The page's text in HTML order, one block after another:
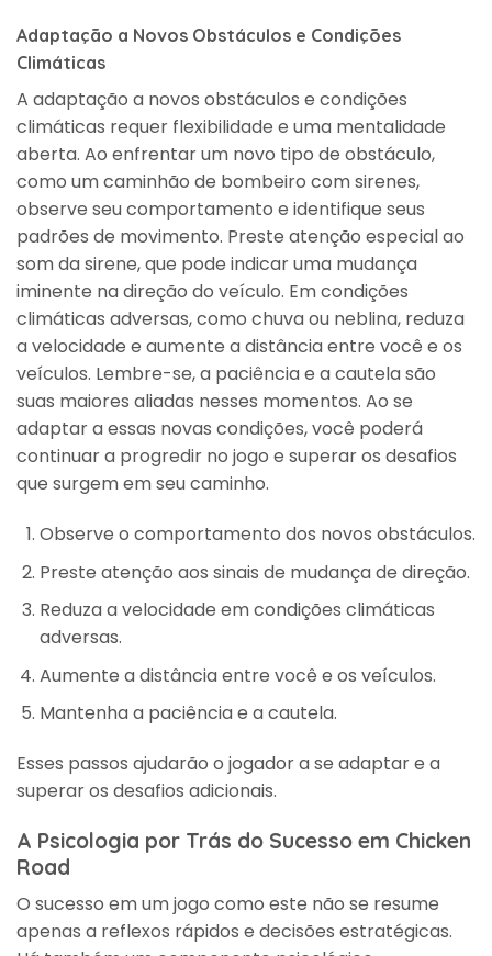
Adaptação a Novos Obstáculos e Condições
Climáticas
A adaptação a novos obstáculos e condições
climáticas requer flexibilidade e uma mentalidade
aberta. Ao enfrentar um novo tipo de obstáculo,
como um caminhão de bombeiro com sirenes,
observe seu comportamento e identifique seus
padrões de movimento. Preste atenção especial ao
som da sirene, que pode indicar uma mudança
iminente na direção do veículo. Em condições
climáticas adversas, como chuva ou neblina, reduza
a velocidade e aumente a distância entre você e os
veículos. Lembre-se, a paciência e a cautela são
suas maiores aliadas nesses momentos. Ao se
adaptar a essas novas condições, você poderá
continuar a progredir no jogo e superar os desafios
que surgem em seu caminho.
Observe o comportamento dos novos obstáculos.
Preste atenção aos sinais de mudança de direção.
Reduza a velocidade em condições climáticas
adversas.
Aumente a distância entre você e os veículos.
Mantenha a paciência e a cautela.
Esses passos ajudarão o jogador a se adaptar e a
superar os desafios adicionais.
A Psicologia por Trás do Sucesso em Chicken
Road
O sucesso em um jogo como este não se resume
apenas a reflexos rápidos e decisões estratégicas.